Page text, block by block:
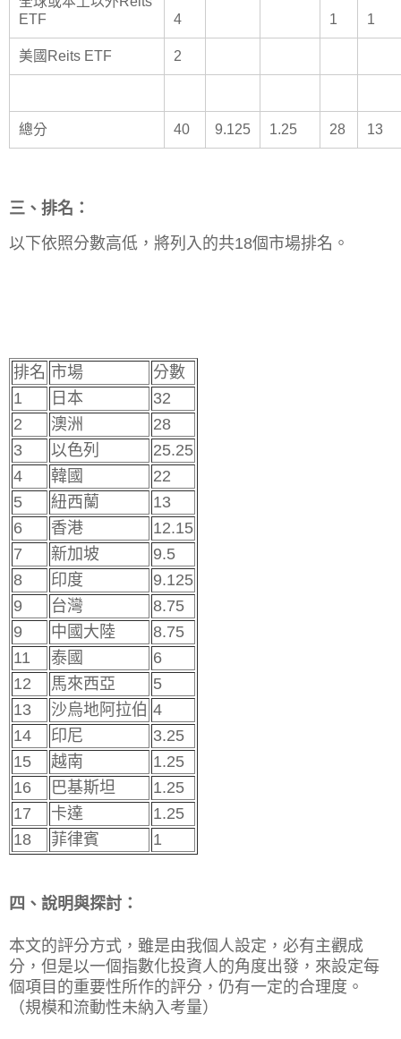
ETF
4 1 1
美國Reits ETF 2
總分 40 9.125 1.25 28 13
三、排名：
以下依照分數高低，將列入的共18個市場排名。
排名 市場
分數
1
日本
32
2
澳洲
28
3
以色列
25.25
4
韓國
22
5
紐西蘭
13
6
香港
12.15
7
新加坡
9.5
8
印度
9.125
9
台灣
8.75
9
中國大陸
8.75
11
泰國
6
12
馬來西亞
5
13
沙烏地阿拉伯 4
14
印尼
3.25
15
越南
1.25
16
巴基斯坦
1.25
17
卡達
1.25
18
菲律賓 1
四、說明與探討：
本文的評分方式，雖是由我個人設定，必有主觀成
分，但是以一個指數化投資人的角度出發，來設定每
個項目的重要性所作的評分，仍有一定的合理度。
（規模和流動性未納入考量）